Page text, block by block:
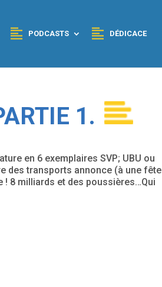
PODCASTS DÉDICACE
1.
en 6 exemplaires SVP; UBU ou
des transports annonce (à une fête
! 8 milliards et des poussières…Qui